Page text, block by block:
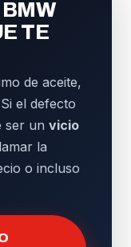
TE
de aceite,
el defecto
ser un vicio
la
o incluso